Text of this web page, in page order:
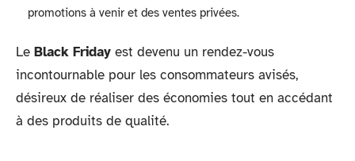
promotions à venir et des ventes privées.
Le Black Friday est devenu un rendez-vous
incontournable pour les consommateurs avisés,
désireux de réaliser des économies tout en accédant
à des produits de qualité.